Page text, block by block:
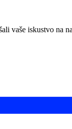
vaše iskustvo na